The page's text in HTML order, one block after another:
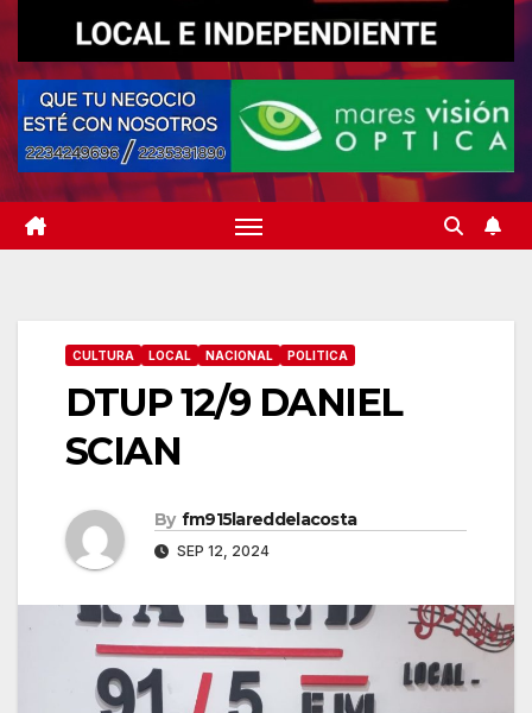
CULTURA LOCAL NACIONAL POLITICA
DTUP 12/9 DANIEL
SCIAN
By fm915lareddelacosta
SEP 12, 2024